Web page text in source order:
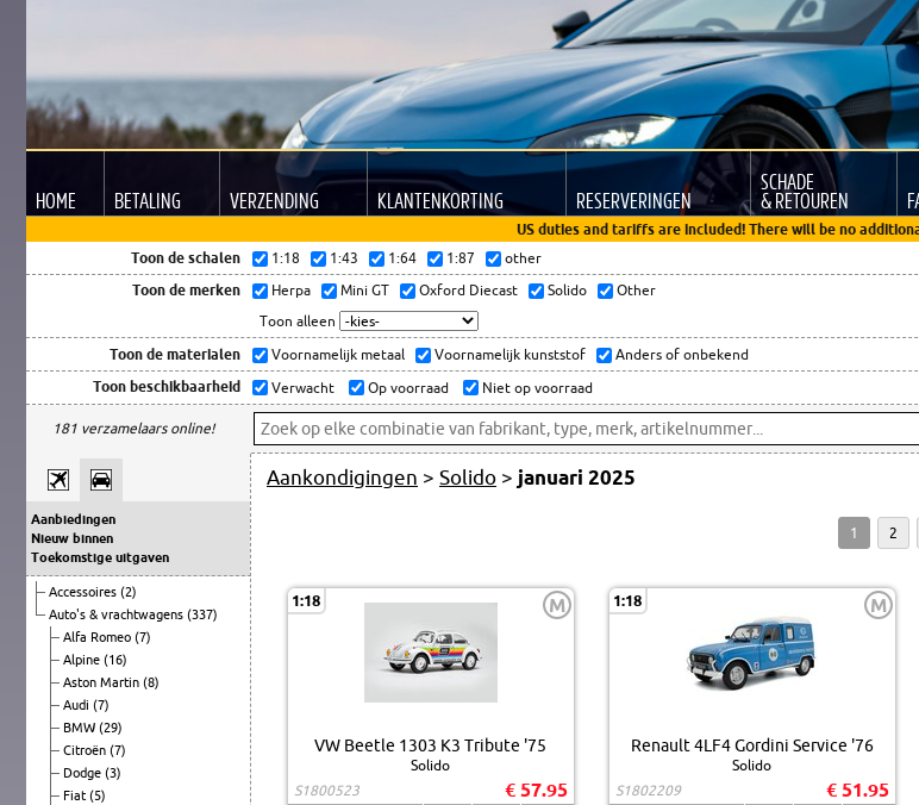
HOME BETALING VERZENDING KLANTENKORTING RESERVERINGEN
SCHADE
& RETOUREN
US duties and tariffs are included! There will be no
Toon de schalen
1:18 1:43 1:64 1:87 other
Toon de merken Herpa Mini GT Oxford Diecast Solido
Other
Toon alleen
Toon de materialen Voornamelijk metaal Voornamelijk kunststof Anders of onbekend
Toon beschikbaarheid Verwacht Op voorraad Niet op voorraad
181 verzamelaars online!
Aanbiedingen
Nieuw binnen
Toekomstige uitgaven
Accessoires (2)
Auto's & vrachtwagens (337)
Alfa Romeo (7)
Alpine (16)
Aston Martin (8)
Audi (7)
BMW (29)
Citroën (7)
Dodge (3)
Fiat (5)
Aankondigingen > Solido > januari 2025
1 2
1:18 M
VW Beetle 1303 K3 Tribute '75
Solido
S1800523
€ 57.95
1:18 M
Renault 4LF4 Gordini Service '76
Solido
S1802209
€ 51.95